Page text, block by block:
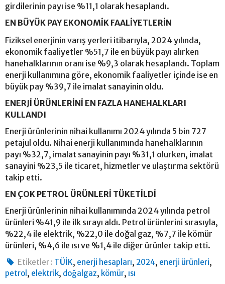
girdilerinin payı ise %11,1 olarak hesaplandı.
EN BÜYÜK PAY EKONOMİK FAALİYETLERİN
Fiziksel enerjinin varış yerleri itibarıyla, 2024 yılında,
ekonomik faaliyetler %51,7 ile en büyük payı alırken
hanehalklarının oranı ise %9,3 olarak hesaplandı. Toplam
enerji kullanımına göre, ekonomik faaliyetler içinde ise en
büyük pay %39,7 ile imalat sanayinin oldu.
ENERJİ ÜRÜNLERİNİ EN FAZLA HANEHALKLARI
KULLANDI
Enerji ürünlerinin nihai kullanımı 2024 yılında 5 bin 727
petajul oldu. Nihai enerji kullanımında hanehalklarının
payı %32,7, imalat sanayinin payı %31,1 olurken, imalat
sanayini %23,5 ile ticaret, hizmetler ve ulaştırma sektörü
takip etti.
EN ÇOK PETROL ÜRÜNLERİ TÜKETİLDİ
Enerji ürünlerinin nihai kullanımında 2024 yılında petrol
ürünleri %41,9 ile ilk sırayı aldı. Petrol ürünlerini sırasıyla,
%22,4 ile elektrik, %22,0 ile doğal gaz, %7,7 ile kömür
ürünleri, %4,6 ile ısı ve %1,4 ile diğer ürünler takip etti.
Etiketler : TÜİK, enerji hesapları, 2024, enerji ürünleri,
petrol , elektrik, doğalgaz, kömür, ısı